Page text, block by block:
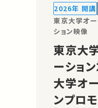
2026年 開講
東京大学オ
ション映像
東京大
ーショ
大学オ
ンプロ